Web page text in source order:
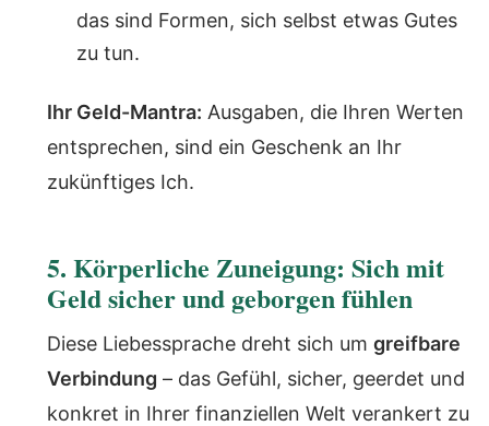
das sind Formen, sich selbst etwas Gutes
zu tun.
Ihr Geld-Mantra: Ausgaben, die Ihren Werten
entsprechen, sind ein Geschenk an Ihr
zukünftiges Ich.
5. Körperliche Zuneigung: Sich mit
Geld sicher und geborgen fühlen
Diese Liebessprache dreht sich um greifbare
Verbindung – das Gefühl, sicher, geerdet und
konkret in Ihrer finanziellen Welt verankert zu